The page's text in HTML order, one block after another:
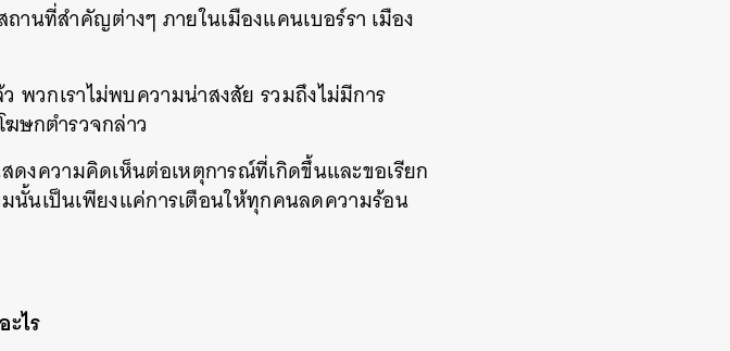
านที่สำคัญต่างๆ ภายในเมืองแคนเบอร์รา เมือง
พวกเราไม่พบความน่าสงสัย รวมถึงไม่มีการ
ษกตำรวจกล่าว
งความคิดเห็นต่อเหตุการณ์ที่เกิดขึ้นและขอเรียก
นั้นเป็นเพียงแค่การเตือนให้ทุกคนลดความร้อน
ไร